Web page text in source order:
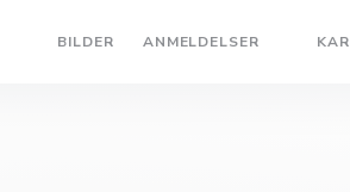
BILDER ANMELDELSER